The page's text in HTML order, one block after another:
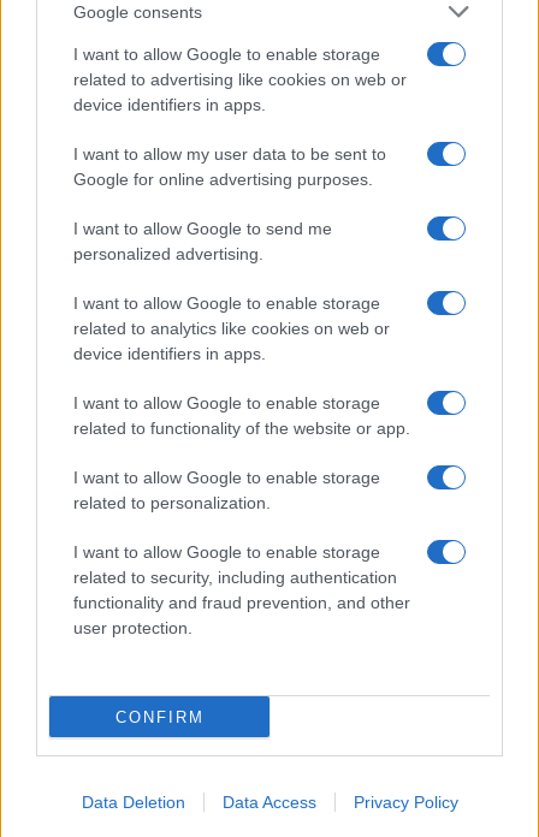
Google consents
I want to allow Google to enable storage
related to advertising like cookies on web or
device identifiers in apps.
I want to allow my user data to be sent to
Google for online advertising purposes.
I want to allow Google to send me
personalized advertising.
I want to allow Google to enable storage
related to analytics like cookies on web or
device identifiers in apps.
I want to allow Google to enable storage
related to functionality of the website or app.
I want to allow Google to enable storage
related to personalization.
I want to allow Google to enable storage
related to security, including authentication
functionality and fraud prevention, and other
user protection.
CONFIRM
Data Deletion Data Access Privacy Policy
CHI SIAMO CONTATTI PUBBLICITÀ LAVORA CON NOI
OTTO CHANNEL
Iscritto al Registro degli Operatori di Comunicazione n. 37512
© Riproduzione Riservata – Ne è consentita esclusivamente una
riproduzione parziale con citazione della fonte corretta